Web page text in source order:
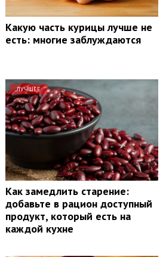
Какую часть курицы лучше не
есть: многие заблуждаются
ЛУЧШЕЕ
Как замедлить старение:
добавьте в рацион доступный
продукт, который есть на
каждой кухне